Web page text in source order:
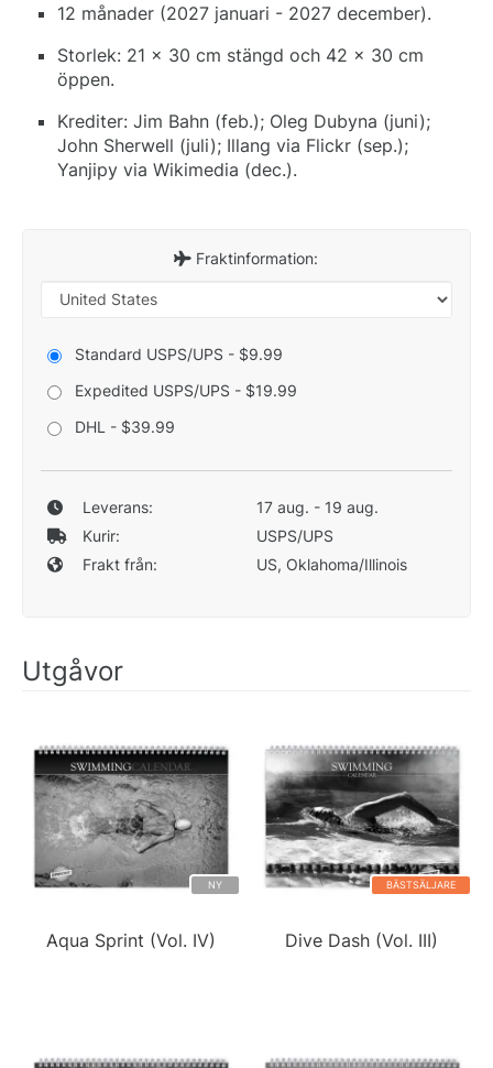
12 månader (2027 januari - 2027 december).
Storlek: 21 x 30 cm stängd och 42 x 30 cm
öppen.
Krediter: Jim Bahn (feb.); Oleg Dubyna (juni);
John Sherwell (juli); Illang via Flickr (sep.);
Yanjipy via Wikimedia (dec.).
Fraktinformation:
Standard USPS/UPS - $9.99
Expedited USPS/UPS - $19.99
DHL - $39.99
Leverans:
17 aug. - 19 aug.
Kurir:
USPS/UPS
Frakt från:
US, Oklahoma/Illinois
Utgåvor
NY
Aqua Sprint (Vol. IV)
BÄSTSÄLJARE
Dive Dash (Vol. III)